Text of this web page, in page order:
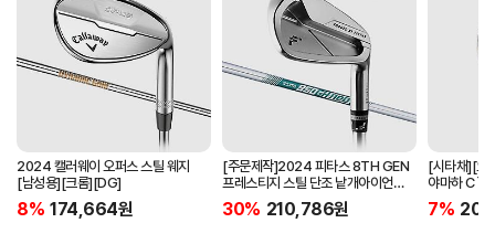
2024 캘러웨이 오퍼스 스틸 웨지
[남성용][크롬][DG]
8% 174,664원
[주문제작]2024 피타스 8TH GEN
프레스티지 스틸 단조 낱개아이언
[남성용][4번][NSPRO950GH
NEO]
30% 210,786원
[시타채][오
야마하 C`s
[여성용][화
ORIGINAL]
7%